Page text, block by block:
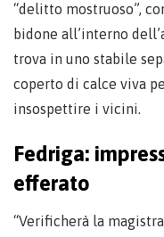
“delitto mostruoso”,
bidone all’interno
trova in uno stabile
coperto di calce viva
insospettire i vicini.
Fedriga:
efferato
“Verificherà la